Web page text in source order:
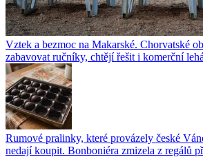
Vztek a bezmoc na Makarské. Chorvatské
zabavovat ručníky, chtějí řešit i komerční
Rumové pralinky, které provázely české
nedají koupit. Bonboniéra zmizela z regálů